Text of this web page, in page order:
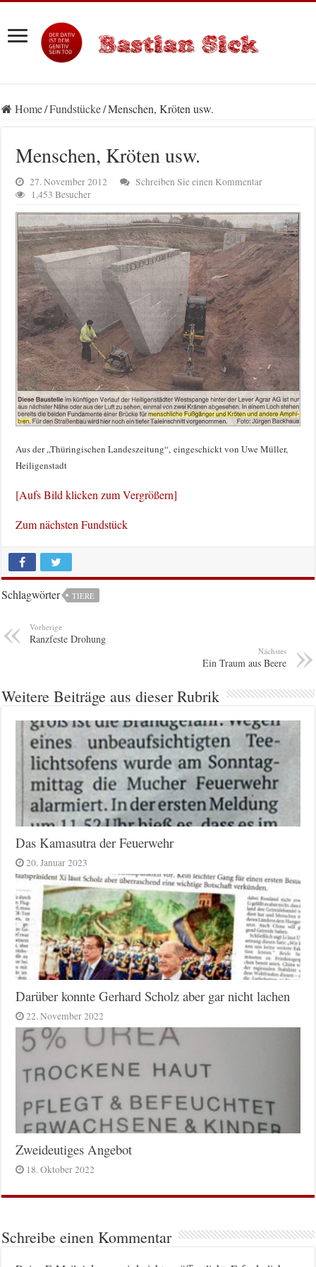
Home/Fundstücke/Menschen, Kröten usw.
Menschen, Kröten usw.
27. November 2012
Schreiben Sie einen Kommentar
1,453 Besucher
Aus der „Thüringischen Landeszeitung“, eingeschickt von Uwe Müller,
Heiligenstadt
[Aufs Bild klicken zum Vergrößern]
Zum nächsten Fundstück
Schlagwörter TIERE
Vorherige
Ranzfeste Drohung
Nächstes
Ein Traum aus Beere
Weitere Beiträge aus dieser Rubrik
Das Kamasutra der Feuerwehr
20. Januar 2023
Darüber konnte Gerhard Scholz aber gar nicht lachen
22. November 2022
Zweideutiges Angebot
18. Oktober 2022
Schreibe einen Kommentar